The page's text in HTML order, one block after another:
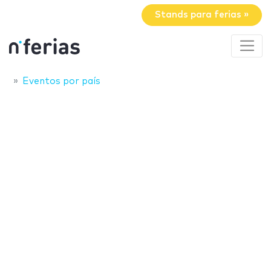
Stands para ferias »
Eventos por país